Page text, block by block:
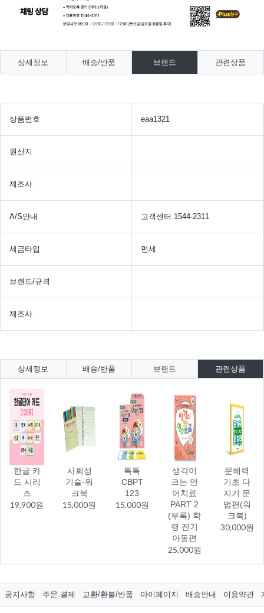
상세정보 배송/반품 브랜드 관련상품
상품번호 eaa1321
원산지
제조사
A/S안내 고객센터 1544-2311
세금타입 면세
브랜드/규격
제조사
상세정보 배송/반품 브랜드 관련상품
한글 카
드 시리
즈
19,900원
사회성
기술-워
크북
15,000원
톡톡
CBPT
123
15,000원
생각이
크는 언
어치료
PART 2
(부록) 학
령 전기
아동편
25,000원
문해력
기초 다
지기 문
법편(워
크북)
30,000원
공지사항 주문.결제 교환/환불/반품 마이페이지 배송안내 이용약관